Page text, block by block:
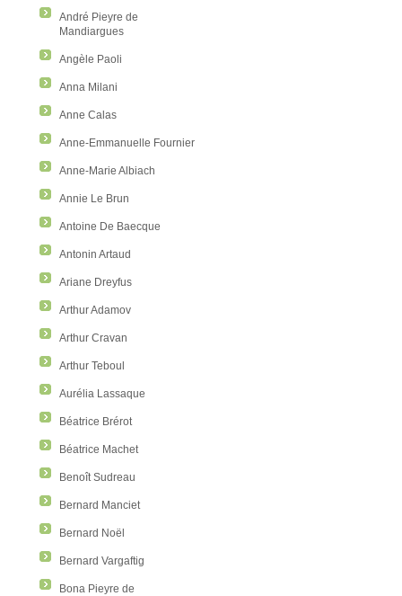
André Pieyre de
Mandiargues
Angèle Paoli
Anna Milani
Anne Calas
Anne-Emmanuelle Fournier
Anne-Marie Albiach
Annie Le Brun
Antoine De Baecque
Antonin Artaud
Ariane Dreyfus
Arthur Adamov
Arthur Cravan
Arthur Teboul
Aurélia Lassaque
Béatrice Brérot
Béatrice Machet
Benoît Sudreau
Bernard Manciet
Bernard Noël
Bernard Vargaftig
Bona Pieyre de